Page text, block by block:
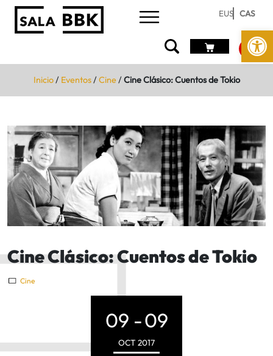
Abrir
EUS CAS
Inicio/ Eventos/Cine/Cine Clásico: Cuentos de Tokio
Cine Clásico: Cuentos de Tokio
Cine
09 -09
OCT 2017